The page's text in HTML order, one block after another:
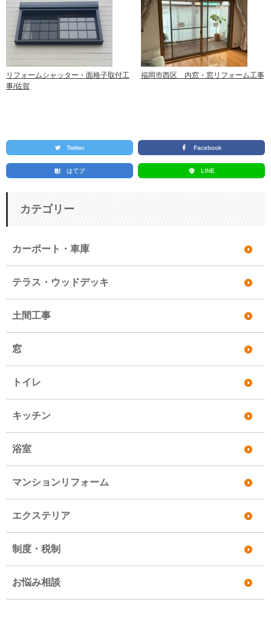
リフォームシャッター・面格子取付工
事/佐賀
福岡市西区 内窓・窓リフォーム工事
Twitter Facebook
はてブ LINE
カテゴリー
カーポート・車庫
テラス・ウッドデッキ
土間工事
窓
トイレ
キッチン
浴室
マンションリフォーム
エクステリア
制度・税制
お悩み相談